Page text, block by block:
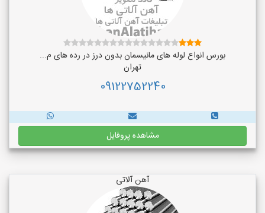
بورس انواع لوله های مانیسمان بدون درز در رده های م...
تهران
09122752240
مشاهده پروفایل
آهن آلاتی